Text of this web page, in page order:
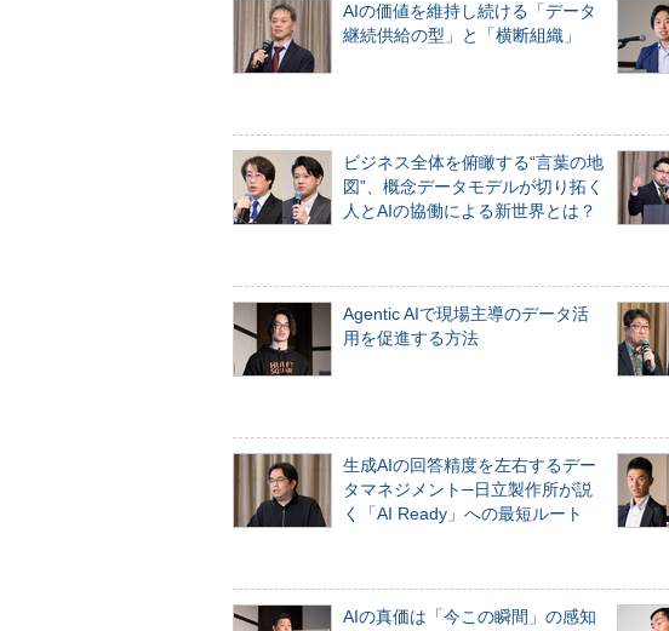
AIの価値を維持し続ける「データ
継続供給の型」と「横断組織」
ビジネス全体を俯瞰する“言葉の地
図”、概念データモデルが切り拓く
人とAIの協働による新世界とは？
Agentic AIで現場主導のデータ活
用を促進する方法
生成AIの回答精度を左右するデー
タマネジメント─日立製作所が説
く「AI Ready」への最短ルート
AIの真価は「今この瞬間」の感知